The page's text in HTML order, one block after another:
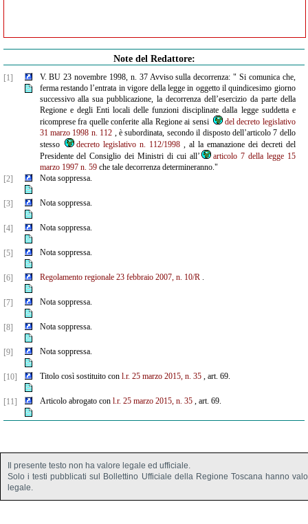
Note del Redattore:
[1]
V. BU 23 novembre 1998, n. 37 Avviso sulla decorrenza: " Si comunica che,
ferma restando l’entrata in vigore della legge in oggetto il quindicesimo giorno
successivo alla sua pubblicazione, la decorrenza dell’esercizio da parte della
Regione e degli Enti locali delle funzioni disciplinate dalla legge suddetta e
ricomprese fra quelle conferite alla Regione ai sensi
del decreto legislativo
31 marzo 1998 n. 112 , è subordinata, secondo il disposto dell’articolo 7 dello
stesso
decreto legislativo n. 112/1998, al la emanazione dei decreti del
Presidente del Consiglio dei Ministri di cui all’
articolo 7 della legge 15
marzo 1997 n. 59che tale decorrenza determineranno."
[2]
Nota soppressa.
[3] Nota soppressa.
[4] Nota soppressa.
[5] Nota soppressa.
[6] Regolamento regionale 23 febbraio 2007, n. 10/R.
[7] Nota soppressa.
[8] Nota soppressa.
[9] Nota soppressa.
[10] Titolo così sostituito con l.r. 25 marzo 2015, n. 35, art. 69.
[11] Articolo abrogato con l.r. 25 marzo 2015, n. 35, art. 69.
Il presente testo non ha valore legale ed ufficiale.
Solo i testi pubblicati sul Bollettino Ufficiale della Regione Toscana hanno
legale.